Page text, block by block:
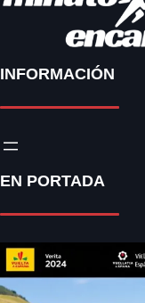
INFORMACIÓN
EN PORTADA